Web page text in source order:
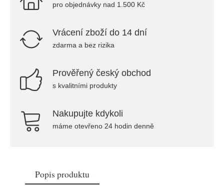
pro objednávky nad 1.500 Kč
Vrácení zboží do 14 dní
zdarma a bez rizika
Prověřený český obchod
s kvalitními produkty
Nakupujte kdykoli
máme otevřeno 24 hodin denně
Popis produktu